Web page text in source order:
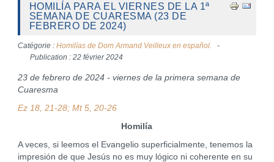
HOMILÍA PARA EL VIERNES DE LA 1ª
SEMANA DE CUARESMA (23 DE
FEBRERO DE 2024)
Catégorie : Homilías de Dom Armand Veilleux en español.
Publication : 22 février 2024
23 de febrero de 2024 - viernes de la primera semana de
Cuaresma
Ez 18, 21-28; Mt 5, 20-26
Homilía
A veces, si leemos el Evangelio superficialmente, tenemos la
impresión de que Jesús no es muy lógico ni coherente en su